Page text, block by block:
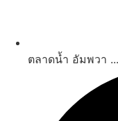
ตลาดน้ำ อัมพวา